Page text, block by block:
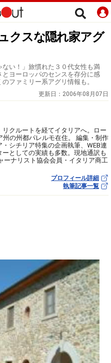
クスな隠れ家アグ
ない！」旅慣れた３０代女性も満
ヨーロッパのセンスを存分に感
ファミリー系アグリ情報も。
更新日： 2006年08月07日
クルートを経てイタリアへ。ロー
州の州都パレルモ在住。 編集・制作
シチリア特集の企画執筆、WEB連
としての実績も多数。現地通訳も
ーナリスト協会会員・イタリア商工
プロフィール詳細
執筆記事一覧